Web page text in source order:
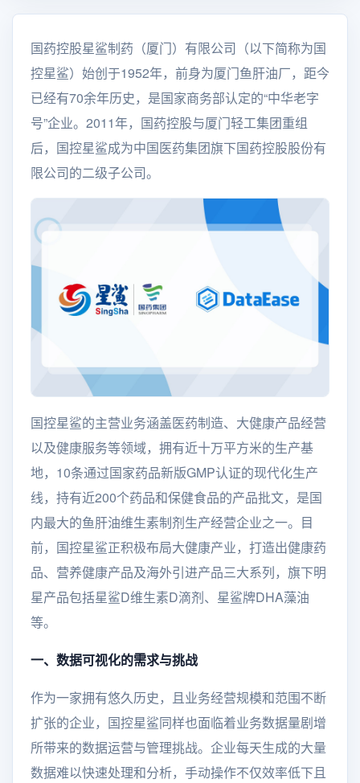
国药控股星鲨制药（厦门）有限公司（以下简称为国
控星鲨）始创于1952年，前身为厦门鱼肝油厂，距今
已经有70余年历史，是国家商务部认定的“中华老字
号”企业。2011年，国药控股与厦门轻工集团重组
后，国控星鲨成为中国医药集团旗下国药控股股份有
限公司的二级子公司。
国控星鲨的主营业务涵盖医药制造、大健康产品经营
以及健康服务等领域，拥有近十万平方米的生产基
地，10条通过国家药品新版GMP认证的现代化生产
线，持有近200个药品和保健食品的产品批文，是国
内最大的鱼肝油维生素制剂生产经营企业之一。目
前，国控星鲨正积极布局大健康产业，打造出健康药
品、营养健康产品及海外引进产品三大系列，旗下明
星产品包括星鲨D维生素D滴剂、星鲨牌DHA藻油
等。
一、数据可视化的需求与挑战
作为一家拥有悠久历史，且业务经营规模和范围不断
扩张的企业，国控星鲨同样也面临着业务数据量剧增
所带来的数据运营与管理挑战。企业每天生成的大量
数据难以快速处理和分析，手动操作不仅效率低下且